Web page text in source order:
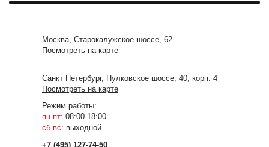
Москва, Старокалужское шоссе, 62
Посмотреть на карте
Санкт Петербург, Пулковское шоссе, 40, корп. 4
Посмотреть на карте
Режим работы:
пн-пт: 08:00-18:00
сб-вс: выходной
+7 (495) 127-74-50